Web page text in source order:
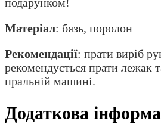
Матеріал: бязь, поролон
Рекомендації: прати виріб
рекомендується прати лежак
пральній машині.
Додаткова